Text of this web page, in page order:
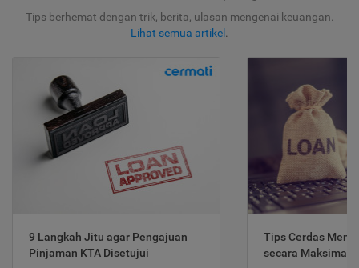
Tips berhemat dengan trik, berita, ulasan mengenai keuangan.
Lihat semua artikel .
9 Langkah Jitu agar Pengajuan
Pinjaman KTA Disetujui
Tips Cerdas
secara Maksimal